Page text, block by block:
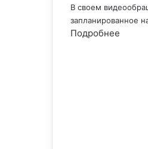
В своем
запланированное
Подробнее